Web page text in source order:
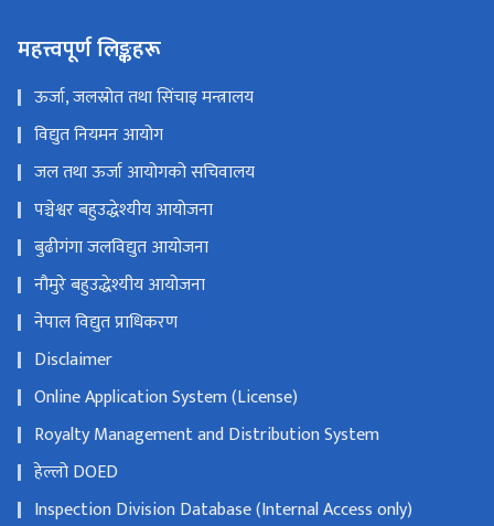
महत्त्वपूर्ण लिङ्कहरू
ऊर्जा, जलस्रोत तथा सिंचाइ मन्त्रालय
विद्युत नियमन आयोग
जल तथा ऊर्जा आयोगको सचिवालय
पञ्चेश्वर बहुउद्धेश्यीय आयोजना
बुढीगंगा जलविद्युत आयोजना
नौमुरे बहुउद्धेश्यीय आयोजना
नेपाल विद्युत प्राधिकरण
Disclaimer
Online Application System (License)
Royalty Management and Distribution System
हेल्लो DOED
Inspection Division Database (Internal Access only)